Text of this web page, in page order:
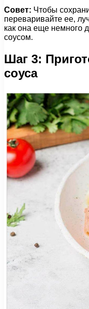
Совет: Чтобы
переваривайте ее,
как она еще немного
соусом.
Шаг 3:
соуса